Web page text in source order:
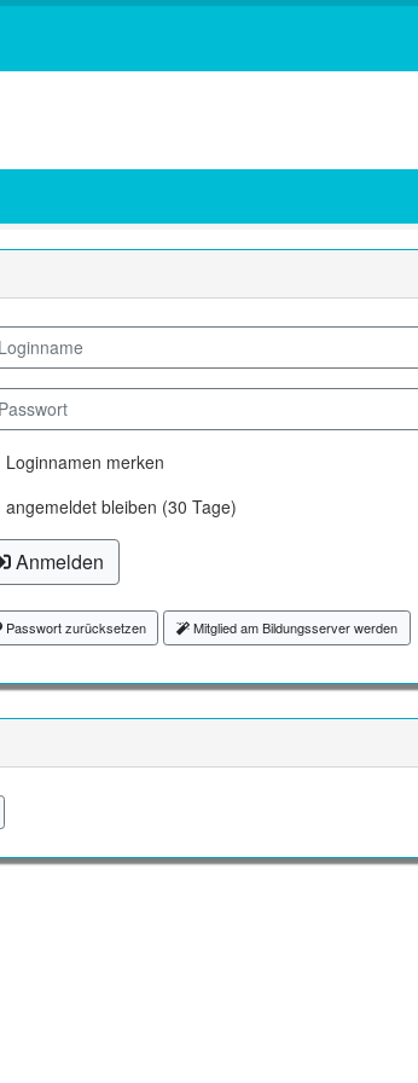
Loginnamen merken
angemeldet bleiben (30 Tage)
Anmelden
Passwort zurücksetzen Mitglied am Bildungsserver werden